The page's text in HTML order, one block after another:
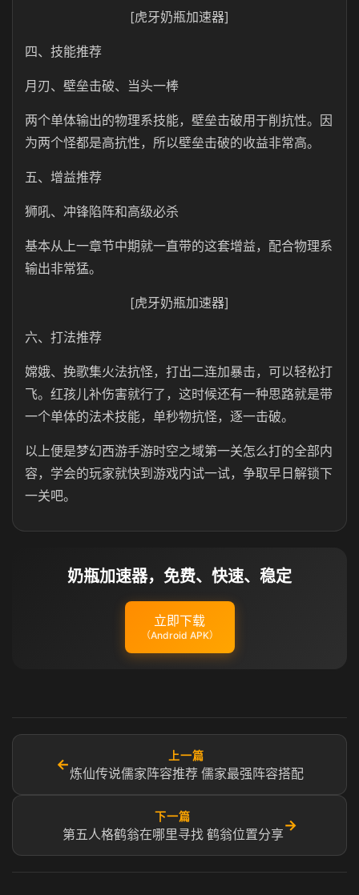
[虎牙奶瓶加速器]
四、技能推荐
月刃、壁垒击破、当头一棒
两个单体输出的物理系技能，壁垒击破用于削抗性。因
为两个怪都是高抗性，所以壁垒击破的收益非常高。
五、增益推荐
狮吼、冲锋陷阵和高级必杀
基本从上一章节中期就一直带的这套增益，配合物理系
输出非常猛。
[虎牙奶瓶加速器]
六、打法推荐
嫦娥、挽歌集火法抗怪，打出二连加暴击，可以轻松打
飞。红孩儿补伤害就行了，这时候还有一种思路就是带
一个单体的法术技能，单秒物抗怪，逐一击破。
以上便是梦幻西游手游时空之域第一关怎么打的全部内
容，学会的玩家就快到游戏内试一试，争取早日解锁下
一关吧。
奶瓶加速器，免费、快速、稳定
立即下载
（Android APK）
←
上一篇
炼仙传说儒家阵容推荐 儒家最强阵容搭配
下一篇
第五人格鹤翁在哪里寻找 鹤翁位置分享
→